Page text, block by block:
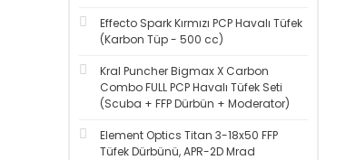
Effecto Spark Kırmızı PCP Havalı Tüfek
(Karbon Tüp - 500 cc)
Kral Puncher Bigmax X Carbon
Combo FULL PCP Havalı Tüfek Seti
(Scuba + FFP Dürbün + Moderator)
Element Optics Titan 3-18x50 FFP
Tüfek Dürbünü, APR-2D Mrad